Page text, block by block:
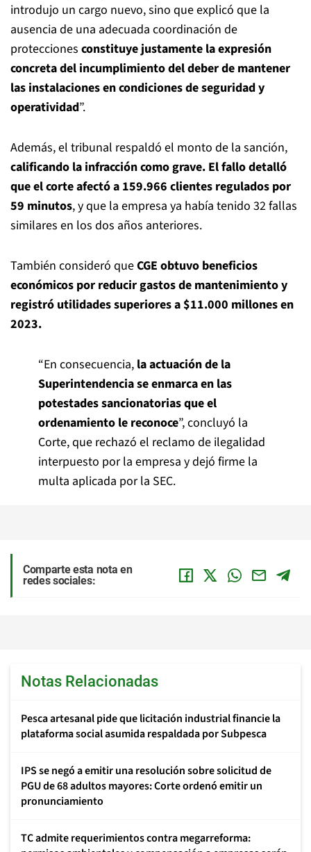
introdujo un cargo nuevo, sino que explicó que la
ausencia de una adecuada coordinación de
protecciones constituye justamente la expresión
concreta del incumplimiento del deber de mantener
las instalaciones en condiciones de seguridad y
operatividad”.
Además, el tribunal respaldó el monto de la sanción,
calificando la infracción como grave. El fallo detalló
que el corte afectó a 159.966 clientes regulados por
59 minutos, y que la empresa ya había tenido 32 fallas
similares en los dos años anteriores.
También consideró queCGE obtuvo beneficios
económicos por reducir gastos de mantenimiento y
registró utilidades superiores a $11.000 millones en
2023.
“En consecuencia, la actuación de la
Superintendencia se enmarca en las
potestades sancionatorias que el
ordenamiento le reconoce”, concluyó la
Corte, que rechazó el reclamo de ilegalidad
interpuesto por la empresa y dejó firme la
multa aplicada por la SEC.
Comparte esta nota en
redes sociales:
Notas Relacionadas
Pesca artesanal pide que licitación industrial financie la
plataforma social asumida respaldada por Subpesca
IPS se negó a emitir una resolución sobre solicitud de
PGU de 68 adultos mayores: Corte ordenó emitir un
pronunciamiento
TC admite requerimientos contra megarreforma: